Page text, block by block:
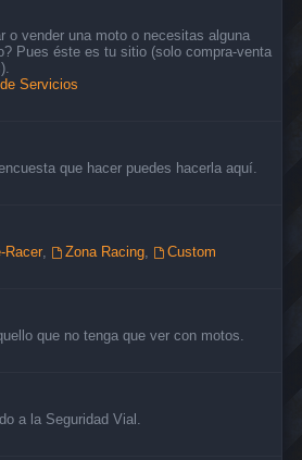
o vender una moto o necesitas alguna
Pues éste es tu sitio (solo compra-venta
Servicios
que hacer puedes hacerla aquí.
Racer, Zona Racing,
Custom
que no tenga que ver con motos.
a la Seguridad Vial.